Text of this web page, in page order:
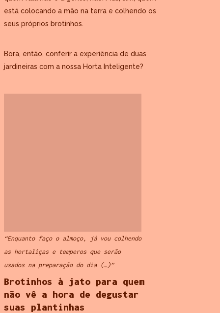
está colocando a mão na terra e colhendo os
seus próprios brotinhos.
Bora, então, conferir a experiência de duas
jardineiras com a nossa Horta Inteligente?
“Enquanto faço o almoço, já vou colhendo
as hortaliças e temperos que serão
usados na preparação do dia (…)”
Brotinhos à jato para quem
não vê a hora de degustar
suas plantinhas